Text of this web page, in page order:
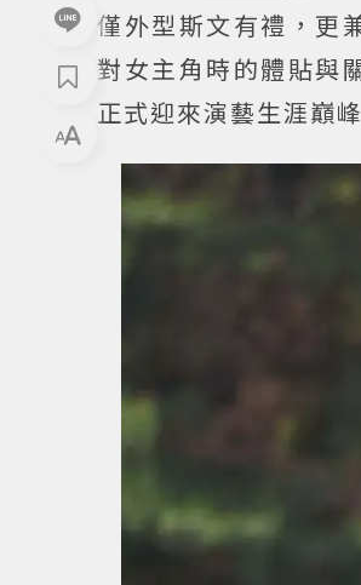
僅外型斯文有禮，更
對女主角時的體貼與
正式迎來演藝生涯巔